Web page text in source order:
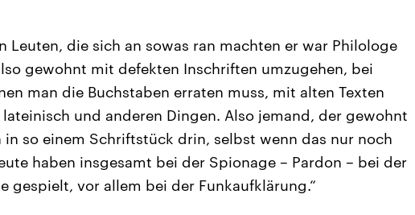
Leuten, die sich an sowas ran machten er war Philologe
gewohnt mit defekten Inschriften umzugehen, bei
man die Buchstaben erraten muss, mit alten Texten
und anderen Dingen. Also jemand, der gewohnt
so einem Schriftstück drin, selbst wenn das nur noch
haben insgesamt bei der Spionage – Pardon – bei der
gespielt, vor allem bei der Funkaufklärung.“